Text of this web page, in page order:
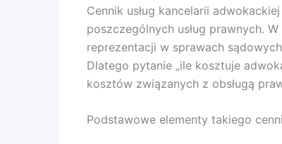
Cennik usług kancelarii
poszczególnych usług prawnych.
reprezentacji w sprawach
Dlatego pytanie „ile kosztuje
kosztów związanych z obsługą
Podstawowe elementy takiego